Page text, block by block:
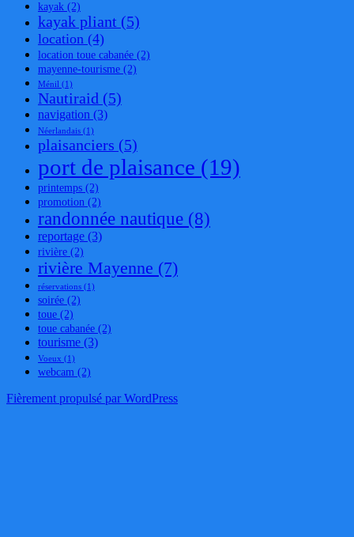
kayak (2)
kayak pliant (5)
location (4)
location toue cabanée (2)
mayenne-tourisme (2)
Ménil (1)
Nautiraid (5)
navigation (3)
Néerlandais (1)
plaisanciers (5)
port de plaisance (19)
printemps (2)
promotion (2)
randonnée nautique (8)
reportage (3)
rivière (2)
rivière Mayenne (7)
réservations (1)
soirée (2)
toue (2)
toue cabanée (2)
tourisme (3)
Voeux (1)
webcam (2)
Fièrement propulsé par WordPress